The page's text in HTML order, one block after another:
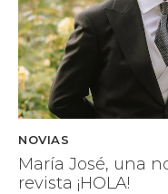
NOVIAS
María José, una
revista ¡HOLA!